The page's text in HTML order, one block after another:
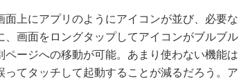
上にアプリのようにアイコンが並び、必要な
画面をロングタップしてアイコンがブルブル
ージへの移動が可能。あまり使わない機能は
てタッチして起動することが減るだろう。ア